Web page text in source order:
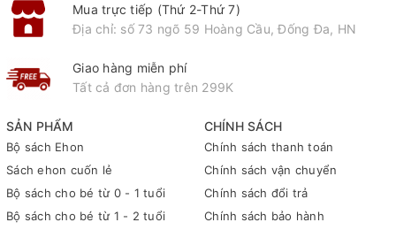
SẢN PHẨM
Bộ sách Ehon
Sách ehon cuốn lẻ
Bộ sách cho bé từ 0 - 1 tuổi
Bộ sách cho bé từ 1 - 2 tuổi
CHÍNH SÁCH
Chính sách thanh toán
Chính sách vận chuyển
Chính sách đổi trả
Chính sách bảo hành
Mua trực tiếp (Thứ 2-Thứ 7)
Địa chỉ: số 73 ngõ 59 Hoàng Cầu, Đống Đa, HN
Giao hàng miễn phí
Tất cả đơn hàng trên 299K